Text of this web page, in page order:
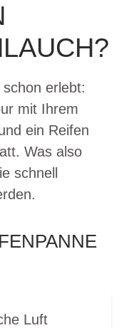
erlebt:
mit Ihrem
ein Reifen
Was also
schnell
Luft